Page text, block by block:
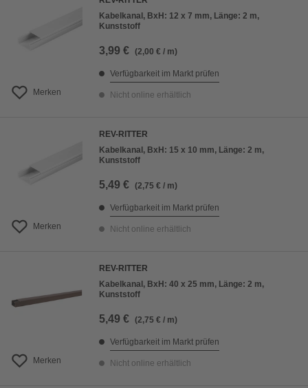
Merken
Kabelkanal, BxH: 12 x 7 mm, Länge: 2 m,
Kunststoff
3,99 € (2,00 € / m)
Verfügbarkeit im Markt prüfen
Nicht online erhältlich
Merken
REV-RITTER
Kabelkanal, BxH: 15 x 10 mm, Länge: 2 m,
Kunststoff
5,49 € (2,75 € / m)
Verfügbarkeit im Markt prüfen
Nicht online erhältlich
Merken
REV-RITTER
Kabelkanal, BxH: 40 x 25 mm, Länge: 2 m,
Kunststoff
5,49 € (2,75 € / m)
Verfügbarkeit im Markt prüfen
Nicht online erhältlich